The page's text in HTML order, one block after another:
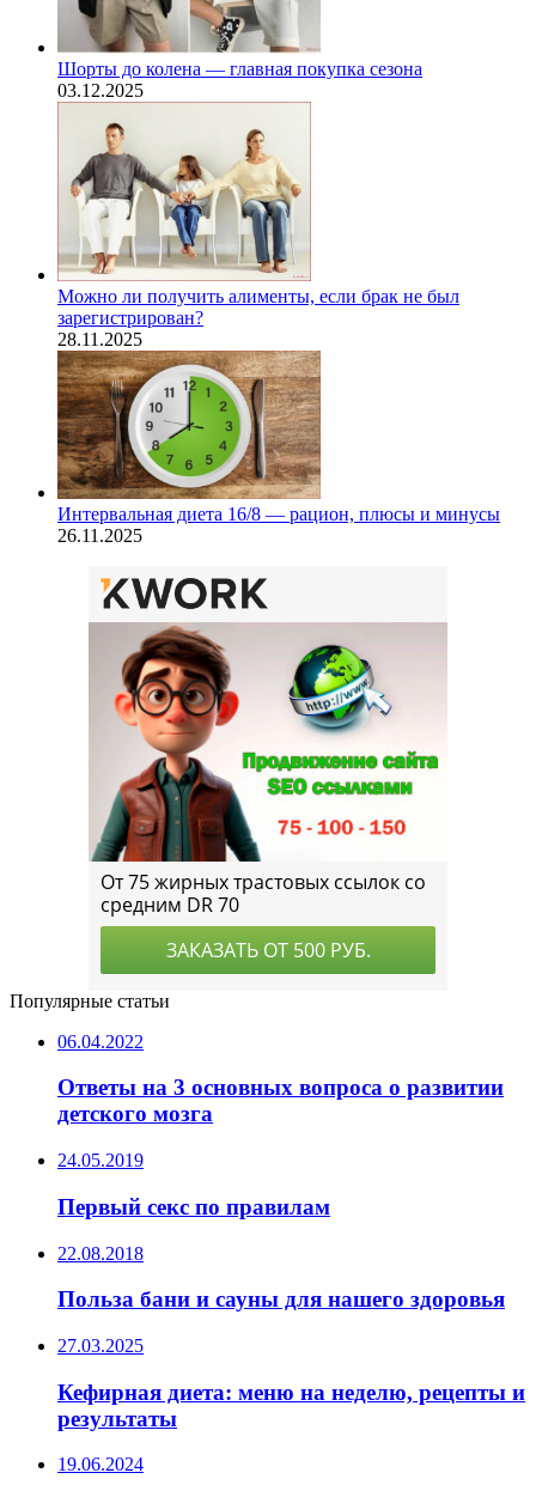
Шорты до колена — главная покупка сезона
03.12.2025
Можно ли получить алименты, если брак не был
зарегистрирован?
28.11.2025
Интервальная диета 16/8 — рацион, плюсы и минусы
26.11.2025
Популярные статьи
06.04.2022
Ответы на 3 основных вопроса о развитии
детского мозга
24.05.2019
Первый секс по правилам
22.08.2018
Польза бани и сауны для нашего здоровья
27.03.2025
Кефирная диета: меню на неделю, рецепты и
результаты
19.06.2024